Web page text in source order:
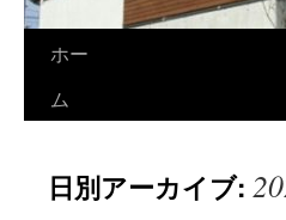
ホー
ム
日別アーカイブ: